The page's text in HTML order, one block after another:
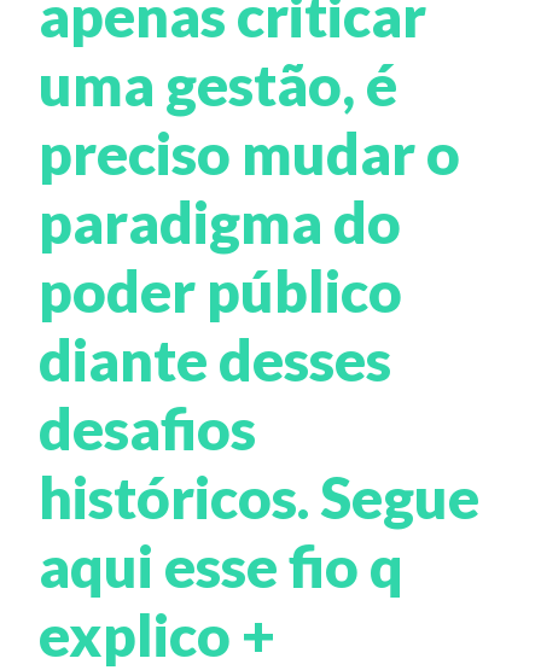
apenas criticar
uma gestão, é
preciso mudar o
paradigma do
poder público
diante desses
desafios
históricos. Segue
aqui esse fio q
explico +